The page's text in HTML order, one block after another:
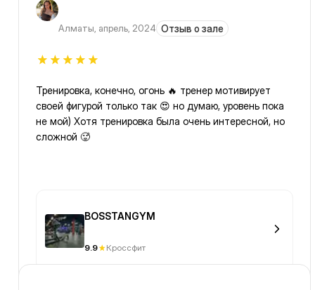
Алматы, апрель, 2024 Отзыв о зале
Тренировка, конечно, огонь 🔥 тренер мотивирует
своей фигурой только так 😍 но думаю, уровень пока
не мой) Хотя тренировка была очень интересной, но
сложной 🥵
BOSSTANGYM
9.9 Кроссфит